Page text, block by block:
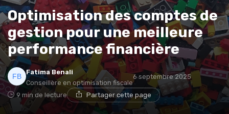
Optimisation des comptes de
gestion pour une meilleure
performance financière
Fatima Benali
Conseillère en optimisation fiscale
6 septembre 2025
9 min de lecture Partager cette page